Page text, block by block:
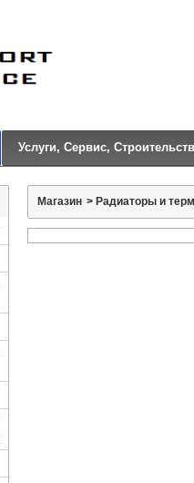
Услуги, Сервис,
Магазин > Радиаторы и